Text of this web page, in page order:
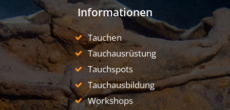
Informationen
Tauchen
Tauchausrüstung
Tauchspots
Tauchausbildung
Workshops